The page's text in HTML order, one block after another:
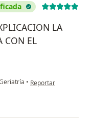
LA
CON EL
• en opinión del
Reportar